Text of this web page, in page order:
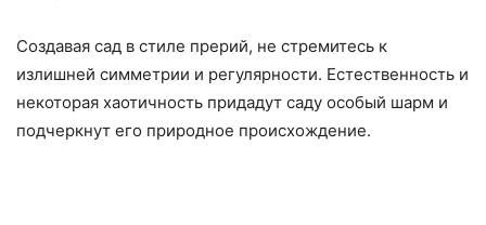
Создавая сад в стиле прерий, не стремитесь к
излишней симметрии и регулярности. Естественность и
некоторая хаотичность придадут саду особый шарм и
подчеркнут его природное происхождение.